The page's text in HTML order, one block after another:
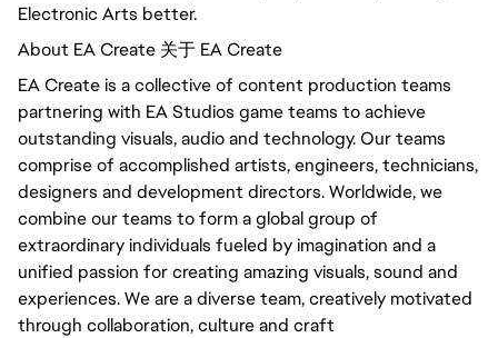
Electronic Arts better.
About EA Create 关于 EA Create
EA Create is a collective of content production teams
partnering with EA Studios game teams to achieve
outstanding visuals, audio and technology. Our teams
comprise of accomplished artists, engineers, technicians,
designers and development directors. Worldwide, we
combine our teams to form a global group of
extraordinary individuals fueled by imagination and a
unified passion for creating amazing visuals, sound and
experiences. We are a diverse team, creatively motivated
through collaboration, culture and craft